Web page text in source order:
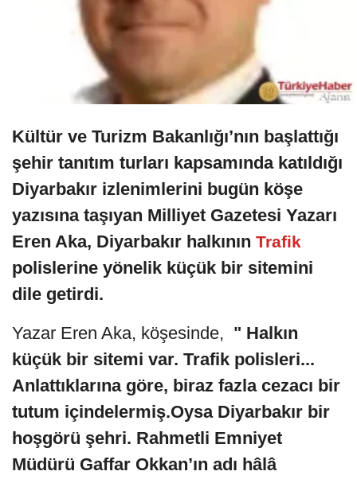
Kültür ve Turizm Bakanlığı’nın başlattığı
şehir tanıtım turları kapsamında katıldığı
Diyarbakır izlenimlerini bugün köşe
yazısına taşıyan Milliyet Gazetesi Yazarı
Eren Aka, Diyarbakır halkının Trafik
polislerine yönelik küçük bir sitemini
dile getirdi.
Yazar Eren Aka, köşesinde, " Halkın
küçük bir sitemi var. Trafik polisleri...
Anlattıklarına göre, biraz fazla cezacı bir
tutum içindelermiş.Oysa Diyarbakır bir
hoşgörü şehri. Rahmetli Emniyet
Müdürü Gaffar Okkan’ın adı hâlâ